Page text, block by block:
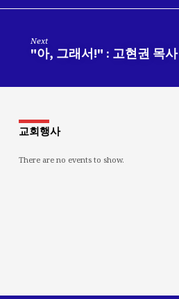
Next
"아, 그래서!" : 고현권 목사
교회행사
There are no events to show.